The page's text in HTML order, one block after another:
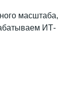
масштаба,
ИТ-